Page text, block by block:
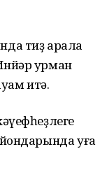
тиҙ арала
урман
итә.
уға